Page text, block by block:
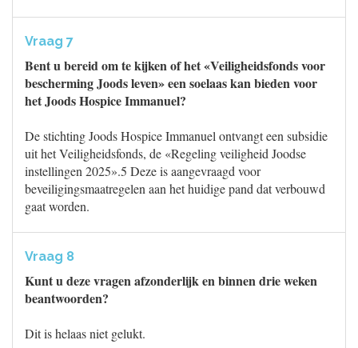
Vraag 7
Bent u bereid om te kijken of het «Veiligheidsfonds voor
bescherming Joods leven» een soelaas kan bieden voor
het Joods Hospice Immanuel?
De stichting Joods Hospice Immanuel ontvangt een subsidie
uit het Veiligheidsfonds, de «Regeling veiligheid Joodse
instellingen 2025».5 Deze is aangevraagd voor
beveiligingsmaatregelen aan het huidige pand dat verbouwd
gaat worden.
Vraag 8
Kunt u deze vragen afzonderlijk en binnen drie weken
beantwoorden?
Dit is helaas niet gelukt.